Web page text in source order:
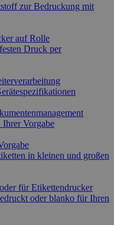
zur Bedruckung mit
Druck per
Vorgabe
in kleinen und großen
oder blanko für Ihren